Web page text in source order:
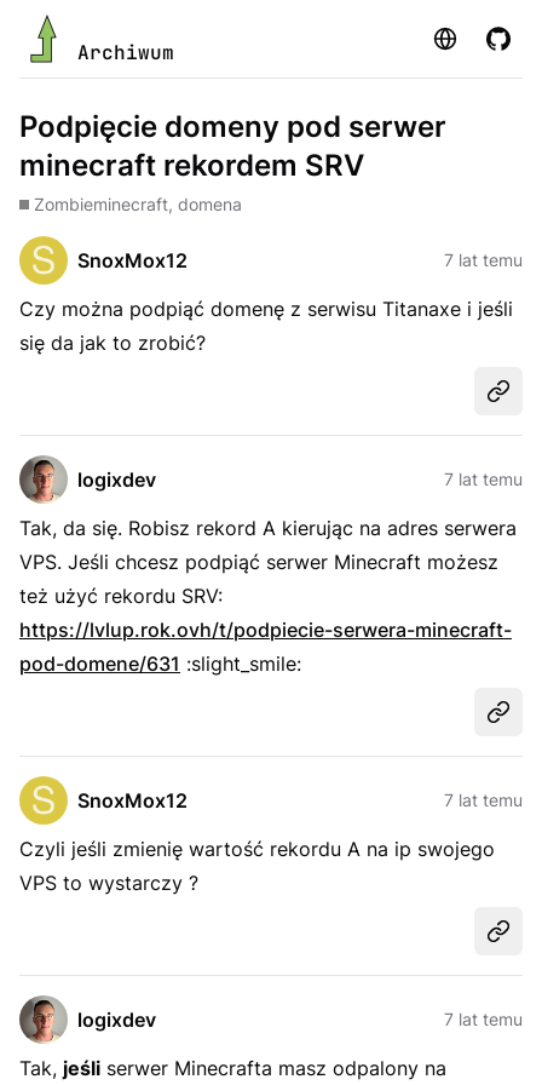
Archiwum Strona
Podpięcie domeny pod serwer
minecraft rekordem SRV
Zombieminecraft, domena
SnoxMox12 7 lat temu
Czy można podpiąć domenę z serwisu Titanaxe i jeśli
się da jak to zrobić?
logixdev 7 lat temu
Tak, da się. Robisz rekord A kierując na adres serwera
VPS. Jeśli chcesz podpiąć serwer Minecraft możesz
też użyć rekordu SRV:
https://lvlup.rok.ovh/t/podpiecie-serwera-minecraft-
pod-domene/631 :slight_smile:
SnoxMox12 7 lat temu
Czyli jeśli zmienię wartość rekordu A na ip swojego
VPS to wystarczy ?
logixdev 7 lat temu
Tak, jeśli serwer Minecrafta masz odpalony na